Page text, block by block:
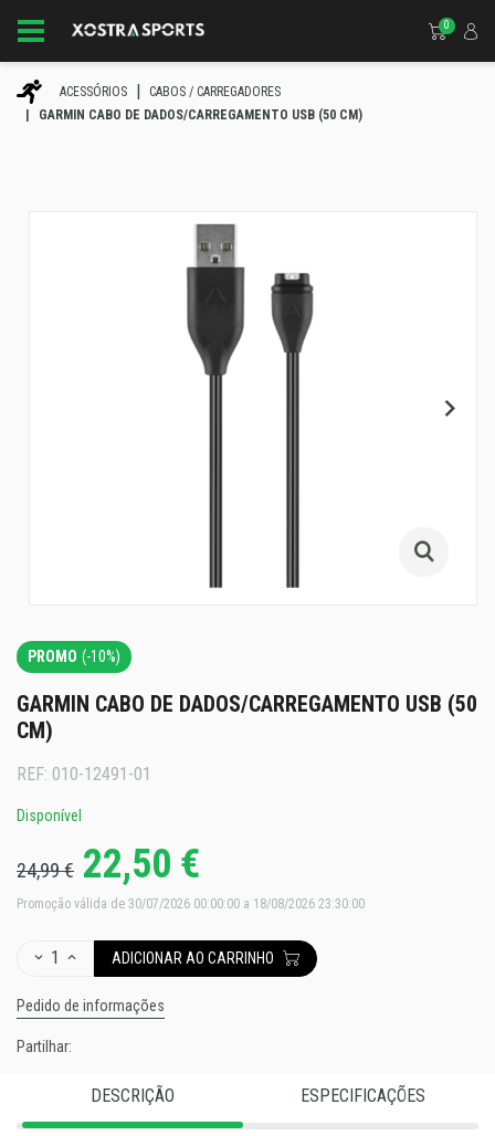
0
ACESSÓRIOS
CABOS / CARREGADORES
GARMIN CABO DE DADOS/CARREGAMENTO USB (50 CM)
DESCRIÇÃO ESPECIFICAÇÕES
PROMO (-10%)
GARMIN CABO DE DADOS/CARREGAMENTO USB (50
CM)
REF: 010-12491-01
Disponível
24,99 € 22,50 €
Promoção válida de 30/07/2026 00:00:00 a 18/08/2026 23:30:00
1 ADICIONAR AO CARRINHO
Pedido de informações
Partilhar: